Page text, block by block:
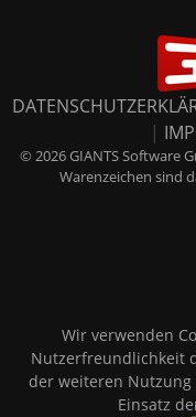
|
© 2026 GIANTS Software
Warenzeichen sind
Wir verwenden
Nutzerfreundlichkeit
der weiteren
Einsatz